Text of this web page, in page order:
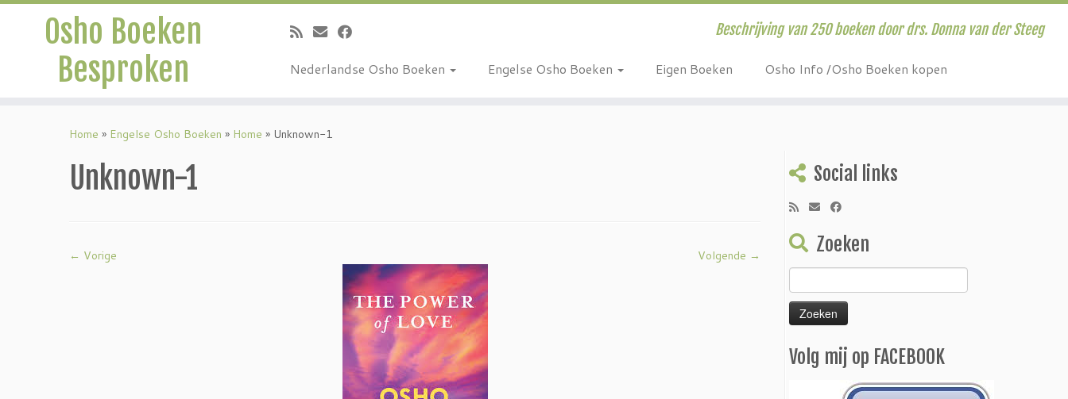
Osho Boeken
Besproken
Beschrijving van 250 boeken door drs. Donna van der Steeg
Nederlandse Osho Boeken Engelse Osho Boeken Eigen Boeken Osho Info /Osho Boeken kopen
Home » Engelse Osho Boeken » Home » Unknown-1
Unknown-1
← Vorige Volgende →
Social links
Zoeken
naar:
Volg mij op FACEBOOK